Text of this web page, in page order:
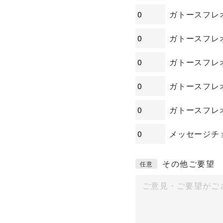
ガトースフ
ガトースフ
ガトースフ
ガトースフ
ガトースフ
メッセージ
その他ご要望